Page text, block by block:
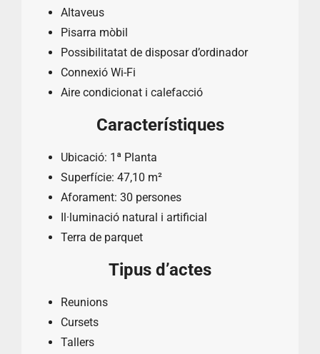
Altaveus
Pisarra mòbil
Possibilitatat de disposar d’ordinador
Connexió Wi-Fi
Aire condicionat i calefacció
Característiques
Ubicació: 1ª Planta
Superfície: 47,10 m²
Aforament: 30 persones
Il·luminació natural i artificial
Terra de parquet
Tipus d’actes
Reunions
Cursets
Tallers